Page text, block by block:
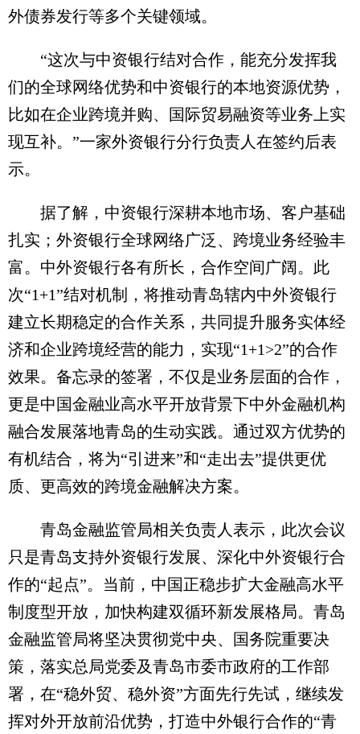
外债券发行等多个关键领域。
“这次与中资银行结对合作，能充分发挥我
们的全球网络优势和中资银行的本地资源优势，
比如在企业跨境并购、国际贸易融资等业务上实
现互补。”一家外资银行分行负责人在签约后表
示。
据了解，中资银行深耕本地市场、客户基础
扎实；外资银行全球网络广泛、跨境业务经验丰
富。中外资银行各有所长，合作空间广阔。此
次“1+1”结对机制，将推动青岛辖内中外资银行
建立长期稳定的合作关系，共同提升服务实体经
济和企业跨境经营的能力，实现“1+1>2”的合作
效果。备忘录的签署，不仅是业务层面的合作，
更是中国金融业高水平开放背景下中外金融机构
融合发展落地青岛的生动实践。通过双方优势的
有机结合，将为“引进来”和“走出去”提供更优
质、更高效的跨境金融解决方案。
青岛金融监管局相关负责人表示，此次会议
只是青岛支持外资银行发展、深化中外资银行合
作的“起点”。当前，中国正稳步扩大金融高水平
制度型开放，加快构建双循环新发展格局。青岛
金融监管局将坚决贯彻党中央、国务院重要决
策，落实总局党委及青岛市委市政府的工作部
署，在“稳外贸、稳外资”方面先行先试，继续发
挥对外开放前沿优势，打造中外银行合作的“青